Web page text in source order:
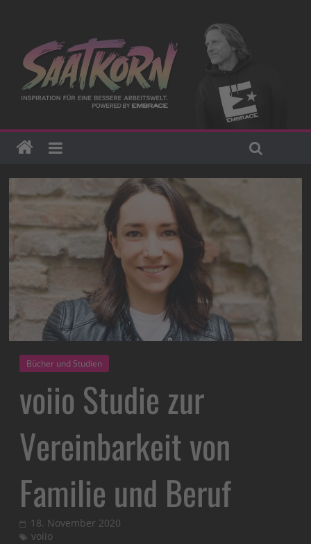
Bücher und Studien
voiio Studie zur
Vereinbarkeit von
Familie und Beruf
18. November 2020
voiio